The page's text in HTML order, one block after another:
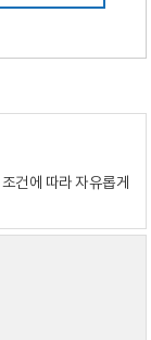
조건에 따라 자유롭게